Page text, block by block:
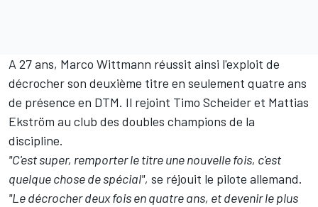
A 27 ans, Marco Wittmann réussit ainsi l'exploit de
décrocher son deuxième titre en seulement quatre ans
de présence en DTM. Il rejoint Timo Scheider et Mattias
Ekström au club des doubles champions de la
discipline.
"C'est super, remporter le titre une nouvelle fois, c'est
quelque chose de spécial", se réjouit le pilote allemand.
"Le décrocher deux fois en quatre ans, et devenir le plus